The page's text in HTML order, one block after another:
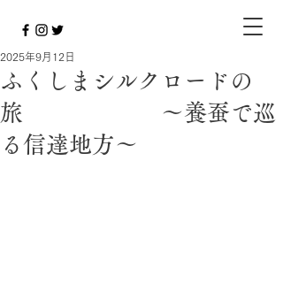
ふくしまシルクロードの
旅 ～養蚕で巡
る信達地方～
2025年9月12日